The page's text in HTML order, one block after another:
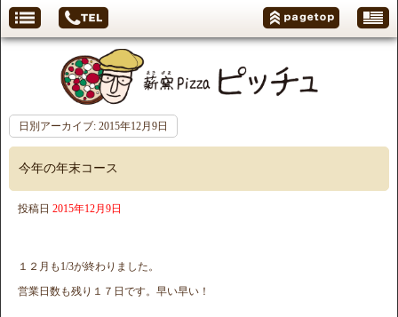
日別アーカイブ: 2015年12月9日
今年の年末コース
投稿日 2015年12月9日
１２月も1/3が終わりました。
営業日数も残り１７日です。早い早い！